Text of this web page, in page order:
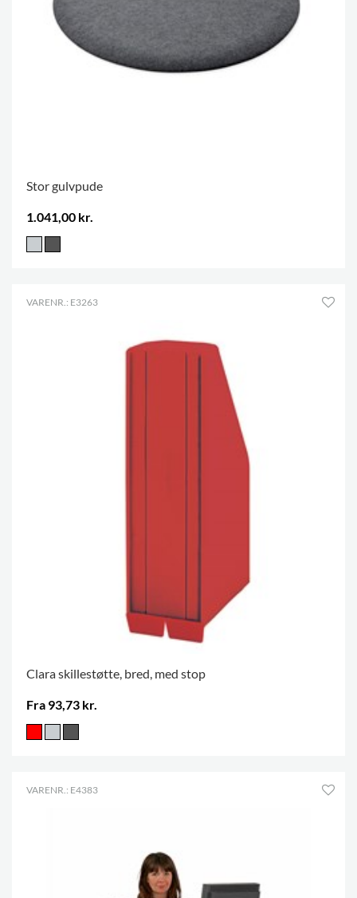
Stor gulvpude
1.041,00 kr.
VARENR.: E3263
Clara skillestøtte, bred, med stop
Fra 93,73 kr.
VARENR.: E4383